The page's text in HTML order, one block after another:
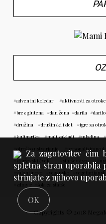
adventni koledar aktivnosti za otroke
brez glutena
dan žena darila darilo
družina
družinski izlet igre za
kulinarika
mali zakladi mladina
otroško ustvarjanje
personalizirano
starševski čvek
starševstvo
valentinovo
vegansko
zdravje
šola za starše
Copyrights © 2018
Za zagotovitev čim
spletna stran uporablja
strinjate z njihovo
OK